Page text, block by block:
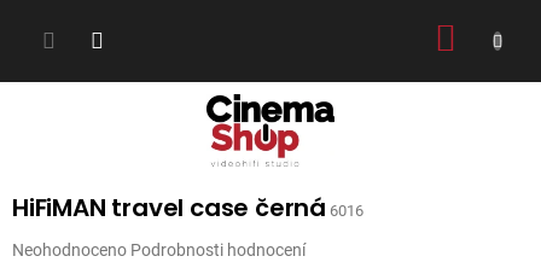
HiFiMAN travel case černá 6016
Průměrné
Neohodnoceno Podrobnosti hodnocení